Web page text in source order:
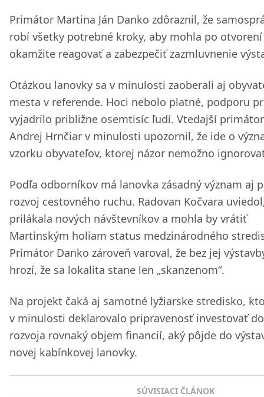
Primátor Martina Ján Danko zdôraznil, že
robí všetky potrebné kroky, aby mohla po otvorení
okamžite reagovať a zabezpečiť zazmluvnenie
Otázkou lanovky sa v minulosti zaoberali aj
mesta v referende. Hoci nebolo platné, podporu
vyjadrilo približne osemtisíc ľudí. Vtedajší primátor
Andrej Hrnčiar v minulosti upozornil, že ide o
vzorku obyvateľov, ktorej názor nemožno
Podľa odborníkov má lanovka zásadný význam aj
rozvoj cestovného ruchu. Radovan Kočvara
prilákala nových návštevníkov a mohla by vrátiť
Martinským holiam status medzinárodného
Primátor Danko zároveň varoval, že bez jej
hrozí, že sa lokalita stane len „skanzenom“.
Na projekt čaká aj samotné lyžiarske stredisko,
v minulosti deklarovalo pripravenosť investovať do
rozvoja rovnaký objem financií, aký pôjde do
novej kabínkovej lanovky.
SÚVISIACI ČLÁNOK